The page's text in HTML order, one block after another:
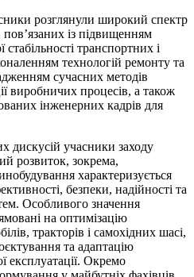
розглянули широкий спектр
із підвищенням
стабільності транспортних і
технологій ремонту та
сучасних методів
виробничих процесів, а також
інженерних кадрів для
дискусій учасники заходу
розвиток, зокрема,
характеризується
безпеки, надійності та
Особливого значення
на оптимізацію
тракторів і самохідних шасі,
та адаптацію
експлуатації. Окремо